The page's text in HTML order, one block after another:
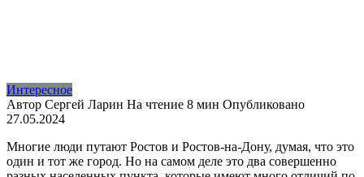
Интересное
Автор Сергей Ларин На чтение 8 мин Опубликовано
27.05.2024
Многие люди путают Ростов и Ростов-на-Дону, думая, что это
один и тот же город. Но на самом деле это два совершенно